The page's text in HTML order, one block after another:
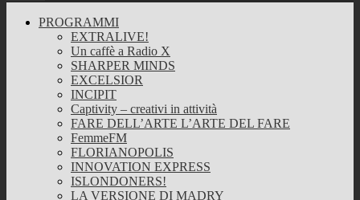
PROGRAMMI
EXTRALIVE!
Un caffè a Radio X
SHARPER MINDS
EXCELSIOR
INCIPIT
Captivity – creativi in attività
FARE DELL’ARTE L’ARTE DEL FARE
FemmeFM
FLORIANOPOLIS
INNOVATION EXPRESS
ISLONDONERS!
LA VERSIONE DI MADRY